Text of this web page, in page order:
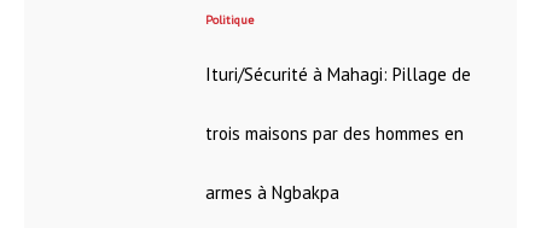
Politique
Ituri/Sécurité à Mahagi: Pillage de
trois maisons par des hommes en
armes à Ngbakpa